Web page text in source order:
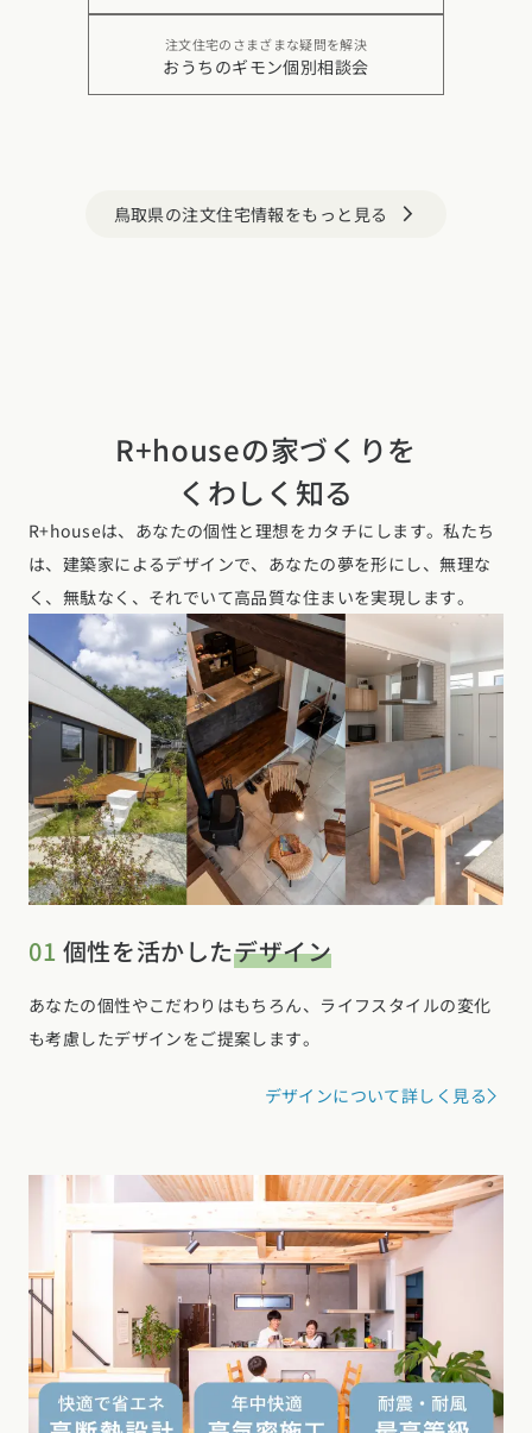
注文住宅のさまざまな疑問を解決
おうちのギモン個別相談会
鳥取県の注文住宅情報をもっと見る arrow_forward_ios
R+houseの家づくりを
くわしく知る
R+houseは、あなたの個性と理想をカタチにします。私たち
は、建築家によるデザインで、あなたの夢を形にし、無理な
く、無駄なく、それでいて高品質な住まいを実現します。
01 個性を活かしたデザイン
あなたの個性やこだわりはもちろん、ライフスタイルの変化
も考慮したデザインをご提案します。
デザインについて詳しく見る